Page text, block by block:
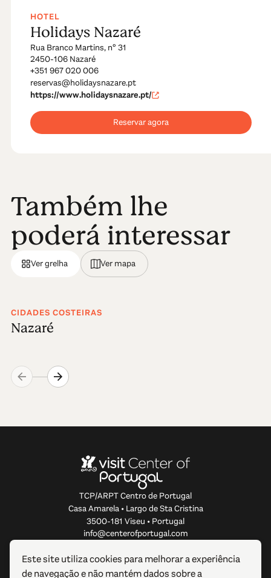
HOTEL
Holidays Nazaré
Rua Branco Martins, nº 31
2450-106 Nazaré
+351 967 020 006
reservas@holidaysnazare.pt
https://www.holidaysnazare.pt/
Reservar agora
Também lhe
poderá interessar
Ver grelha Ver mapa
CIDADES COSTEIRAS
Nazaré
TCP/ARPT Centro de Portugal
Casa Amarela • Largo de Sta Cristina
3500-181 Viseu • Portugal
info@centerofportugal.com
SOBRE ESTE WEBSITE
Este site utiliza cookies para melhorar a experiência
de navegação e não mantém dados sobre a